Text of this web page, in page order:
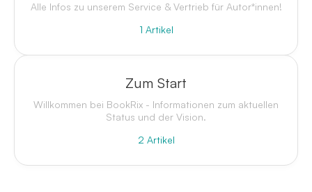
Alle Infos zu unserem Service & Vertrieb für Autor*innen!
1 Artikel
Zum Start
Willkommen bei BookRix - Informationen zum aktuellen
Status und der Vision.
2 Artikel